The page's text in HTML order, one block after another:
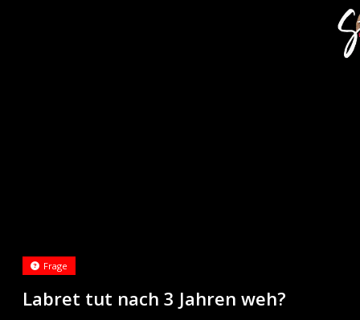
Labret tut nach 3 Jahren weh?
Frage